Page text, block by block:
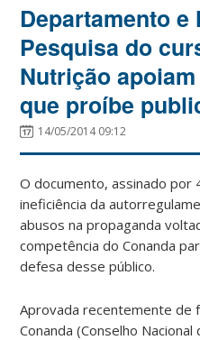
Departamento e
Pesquisa do
Nutrição
que proíbe
14/05/2014 09:12
O documento, assinado por
ineficiência da
abusos na propaganda
competência do Conanda
defesa desse público.
Aprovada recentemente de
Conanda (Conselho